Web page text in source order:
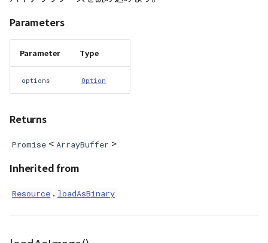
WaterPolygonEntity
Animation
ベクトルタイル関連の機
Parameters
Parameter Type
options Option
Returns
Promise < ArrayBuffer >
Inherited from
Resource . loadAsBinary